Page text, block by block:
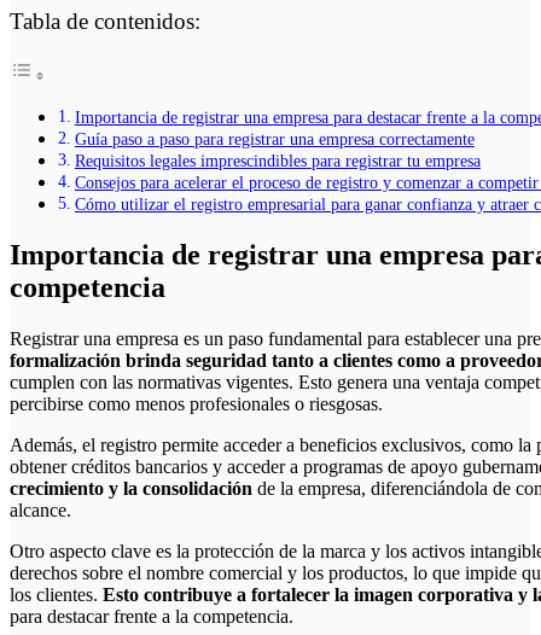
Tabla de contenidos:
Importancia de registrar una empresa para destacar frente a la
Guía paso a paso para registrar una empresa correctamente
Requisitos legales imprescindibles para registrar tu empresa
Consejos para acelerar el proceso de registro y comenzar a
Cómo utilizar el registro empresarial para ganar confianza y atraer
Importancia de registrar una empresa
competencia
Registrar una empresa es un paso fundamental para establecer una
formalización brinda seguridad tanto a clientes como a
cumplen con las normativas vigentes. Esto genera una ventaja
percibirse como menos profesionales o riesgosas.
Además, el registro permite acceder a beneficios exclusivos, como
obtener créditos bancarios y acceder a programas de apoyo
crecimiento y la consolidación de la empresa, diferenciándola de
alcance.
Otro aspecto clave es la protección de la marca y los activos
derechos sobre el nombre comercial y los productos, lo que impide
los clientes. Esto contribuye a fortalecer la imagen corporativa y
para destacar frente a la competencia.